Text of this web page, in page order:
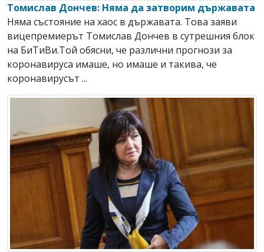
Томислав Дончев: Няма да затворим държавата
Няма състояние на хаос в държавата. Toва заяви
вицепремиерът Томислав Дончев в сутрешния блок
на БиТиВи.Той обясни, че различни прогнози за
коронавируса имаше, но имаше и такива, че
коронавирусът ...